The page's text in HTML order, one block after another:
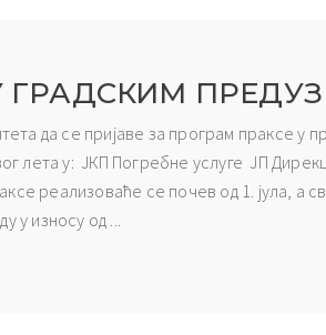
ГРАДСКИМ
да се пријаве за програм праксе у
лета у: ЈКП Погребне услуге ЈП
реализоваће се почев од 1. јула, а
у износу од ...